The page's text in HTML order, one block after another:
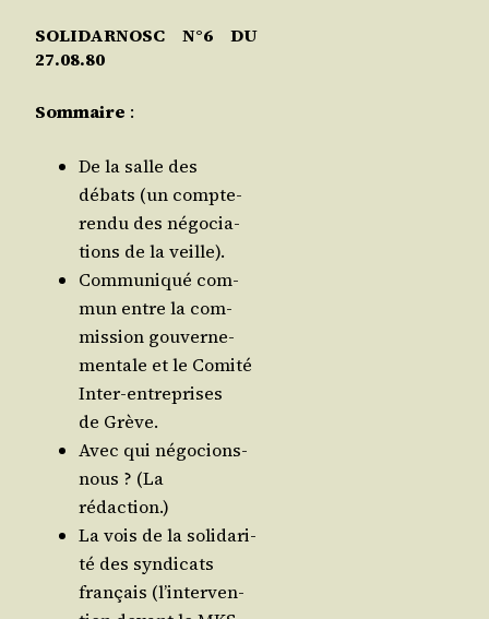
SOLIDARNOSC N°6 DU
27.08.80
Som­maire :
De la salle des
débats (un compte-
ren­du des négo­cia­
tions de la veille).
Com­mu­ni­qué com­
mun entre la com­
mis­sion gou­ver­ne­
men­tale et le Comi­té
Inter-entre­prises
de Grève.
Avec qui négo­cions-
nous ? (La
rédaction.)
La vois de la soli­da­ri­
té des syn­di­cats
fran­çais (l’in­ter­ven­